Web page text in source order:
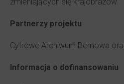
zmieniających się krajobrazów.
Partnerzy projektu
Cyfrowe Archiwum Bemowa
Informacja o dofinansowaniu